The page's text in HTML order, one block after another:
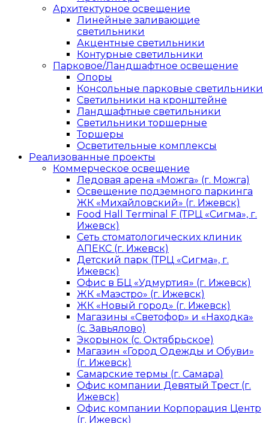
Архитектурное освещение
Линейные заливающие
светильники
Акцентные светильники
Контурные светильники
Парковое/Ландшафтное освещение
Опоры
Консольные парковые светильники
Светильники на кронштейне
Ландшафтные светильники
Светильники торшерные
Торшеры
Осветительные комплексы
Реализованные проекты
Коммерческое освещение
Ледовая арена «Можга» (г. Можга)
Освещение подземного паркинга
ЖК «Михайловский» (г. Ижевск)
Food Hall Terminal F (ТРЦ «Сигма», г.
Ижевск)
Сеть стоматологических клиник
АПЕКС (г. Ижевск)
Детский парк (ТРЦ «Сигма», г.
Ижевск)
Офис в БЦ «Удмуртия» (г. Ижевск)
ЖК «Маэстро» (г. Ижевск)
ЖК «Новый город» (г. Ижевск)
Магазины «Светофор» и «Находка»
(с. Завьялово)
Экорынок (с. Октябрьское)
Магазин «Город Одежды и Обуви»
(г. Ижевск)
Самарские термы (г. Самара)
Офис компании Девятый Трест (г.
Ижевск)
Офис компании Корпорация Центр
(г. Ижевск)